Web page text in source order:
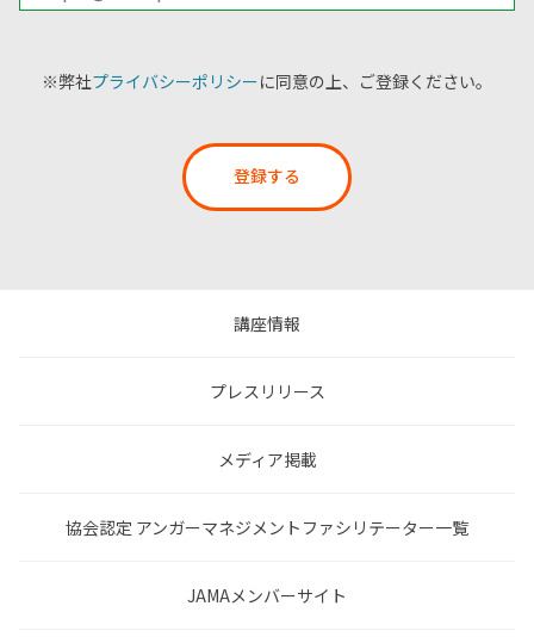
※弊社プライバシーポリシーに同意の上、ご登録ください。
登録する
講座情報
プレスリリース
メディア掲載
協会認定 アンガーマネジメントファシリテーター一覧
JAMAメンバーサイト